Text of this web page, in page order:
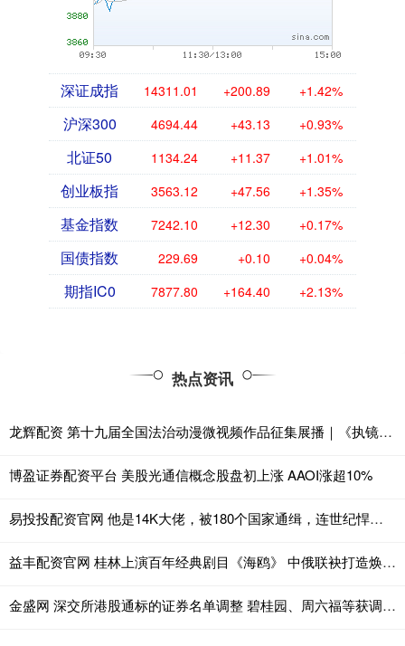
深证成指 14311.01 +200.89 +1.42%
沪深300 4694.44 +43.13 +0.93%
北证50 1134.24 +11.37 +1.01%
创业板指 3563.12 +47.56 +1.35%
基金指数 7242.10 +12.30 +0.17%
国债指数 229.69 +0.10 +0.04%
期指IC0 7877.80 +164.40 +2.13%
热点资讯
龙辉配资 第十九届全国法治动漫微视频作品征集展播｜《执镜溯法 法脉千载少年越》
博盈证券配资平台 美股光通信概念股盘初上涨 AAOI涨超10%
易投投配资官网 他是14K大佬，被180个国家通缉，连世纪悍匪张子强都要跪拜？
益丰配资官网 桂林上演百年经典剧目《海鸥》 中俄联袂打造焕发新意
金盛网 深交所港股通标的证券名单调整 碧桂园、周六福等获调入, 富力、金地商置等调出